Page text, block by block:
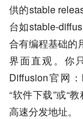
供的stable
台如stable-
合有编程基础的
界面直观。你
Diffusion官网：
“软件下载”或“
高速分发地址。